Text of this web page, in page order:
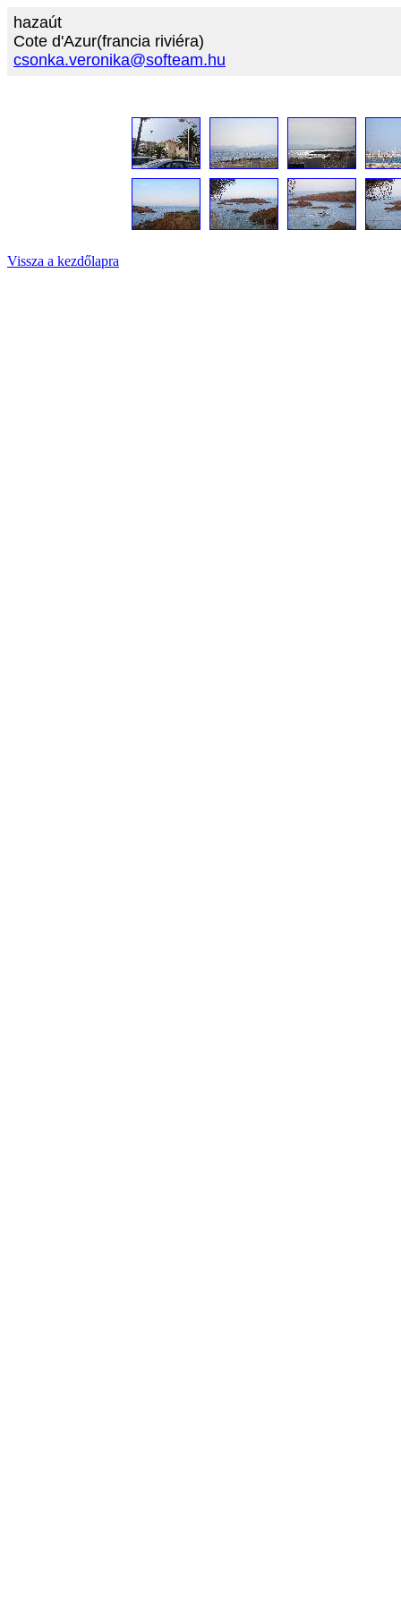
hazaút
Cote d'Azur(francia riviéra)
csonka.veronika@softeam.hu
Vissza a kezdőlapra